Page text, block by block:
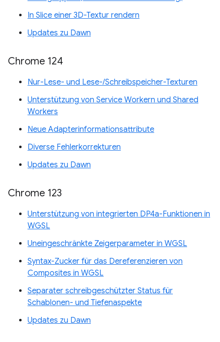
In Slice einer 3D-Textur rendern
Updates zu Dawn
Chrome 124
Nur-Lese- und Lese-/Schreibspeicher-Texturen
Unterstützung von Service Workern und Shared
Workers
Neue Adapterinformationsattribute
Diverse Fehlerkorrekturen
Updates zu Dawn
Chrome 123
Unterstützung von integrierten DP4a-Funktionen in
WGSL
Uneingeschränkte Zeigerparameter in WGSL
Syntax-Zucker für das Dereferenzieren von
Composites in WGSL
Separater schreibgeschützter Status für
Schablonen- und Tiefenaspekte
Updates zu Dawn